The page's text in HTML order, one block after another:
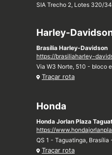
SIA Trecho 2, Lotes 320/
Harley-
Brasília Harley-Davidson
https://brasiliaharley-
Via W3 Norte, 510 - bloco
Traçar rota
Honda
Honda Jorlan Plaza
https://
QS 1 - Taguatinga,
Traçar rota